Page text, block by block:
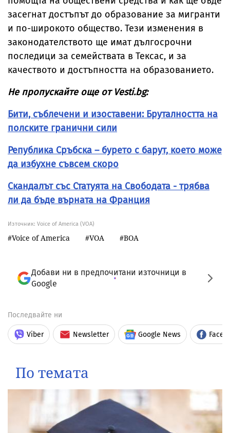
засегнат достъпът до образование за мигранти
и по-широкото общество. Тези изменения в
законодателството ще имат дългосрочни
последици за семействата в Тексас, и за
качеството и достъпността на образованието.
Не пропускайте още от Vesti.bg:
Бити, съблечени и изоставени: Бруталността на
полските гранични сили
Република Сръбска – бурето с барут, което може
да избухне съвсем скоро
Скандалът със Статуята на Свободата - трябва
ли да бъде върната на Франция
Източник: Voice of America (VOA)
Voice of America VOA BOA
Добави ни в предпочитани източници в
Google
Последвайте ни
Viber Newsletter Google News
По темата